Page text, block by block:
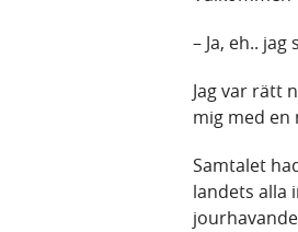
– Ja, eh..
Jag var rätt
mig med en
Samtalet
landets alla